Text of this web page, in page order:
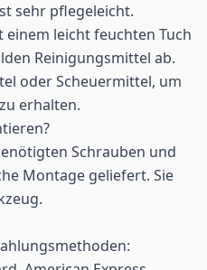
sehr pflegeleicht.
einem leicht feuchten Tuch
Reinigungsmittel ab.
oder Scheuermittel, um
erhalten.
Schrauben und
Montage geliefert. Sie